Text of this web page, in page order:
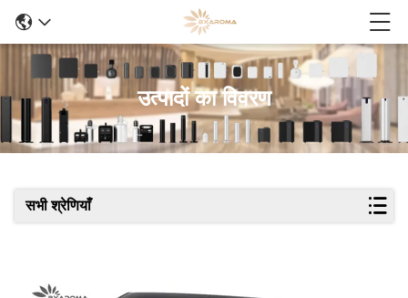
उत्पादों का विवरण
सभी श्रेणियाँ